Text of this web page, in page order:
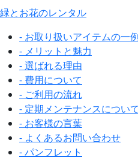
緑とお花のレンタル
- お取り扱いアイテムの一
- メリットと魅力
- 選ばれる理由
- 費用について
- ご利用の流れ
- 定期メンテナンスについて
- お客様の言葉
- よくあるお問い合わせ
- パンフレット